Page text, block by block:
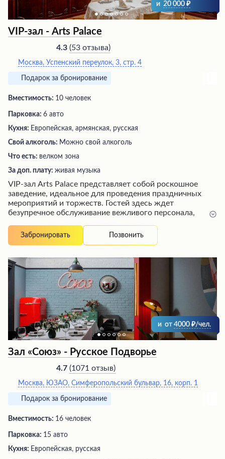
и 20 000
VIP-зал - Arts Palace
4.3 (53 отзыва)
Москва, Успенский переулок, 3, стр. 4
Подарок за бронирование
Вместимость: 10 человек
Парковка: 6 авто
Кухня: Европейская, армянская, русская
Свой алкоголь: Можно свой алкоголь
Что есть: велком зона
За доп. плату: живая музыка
VIP-зал Arts Palace представляет собой роскошное
заведение, идеальное для проведения праздничных
мероприятий и торжеств. Гостей здесь ждет
безупречное обслуживание вежливого персонала,
блюдами и великолепно сервированные столы.
Особого внимания заслуживает караоке-зона,
отличного настроения. Независимо от формата
события – будь то корпоратив, банкет или семейный
праздник – в этом заведении все организовано на
высочайшем уровне, обеспечивая гостям истинное
наслаждение от посещения.
Забронировать Позвонить
и от 4000 /чел.
Зал «Союз» - Русское Подворье
4.7 (1071 отзыв)
Москва, ЮЗАО, Симферопольский бульвар, 16, корп. 1
Подарок за бронирование
Вместимость: 16 человек
Парковка: 15 авто
Кухня: Европейская, русская